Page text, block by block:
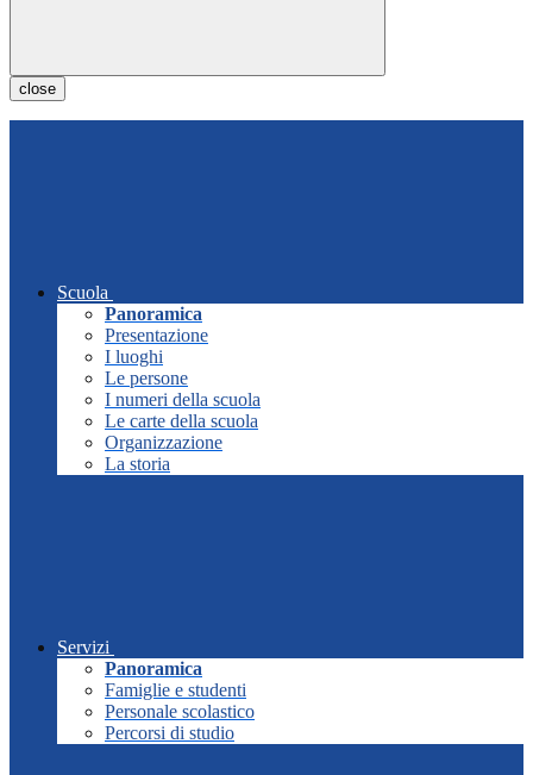
close
Scuola
Panoramica
Presentazione
I luoghi
Le persone
I numeri della scuola
Le carte della scuola
Organizzazione
La storia
Servizi
Panoramica
Famiglie e studenti
Personale scolastico
Percorsi di studio